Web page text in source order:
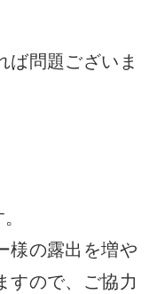
ば問題ございま
様の露出を増や
すので、ご協力